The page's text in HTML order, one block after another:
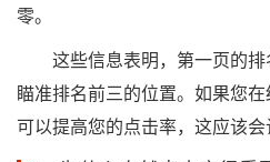
零。
这些信息表明，第一页的排
瞄准排名前三的位置。如果您
可以提高您的点击率，这应该会